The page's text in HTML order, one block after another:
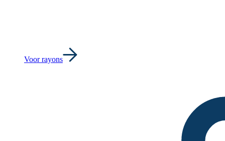
Voor rayons